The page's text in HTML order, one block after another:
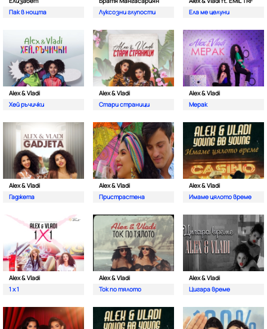
Пак в нощта
Луксозни глупости
Ела ме целуни
Alex & Vladi
Хей ръчички
Alex & Vladi
Стари страници
Alex & Vladi
Мерак
Alex & Vladi
Гаджета
Alex & Vladi
Пристрастена
Alex & Vladi
Имаме цялото време
Alex & Vladi
1 x 1
Alex & Vladi
Ток по тялото
Alex & Vladi
Цигара време